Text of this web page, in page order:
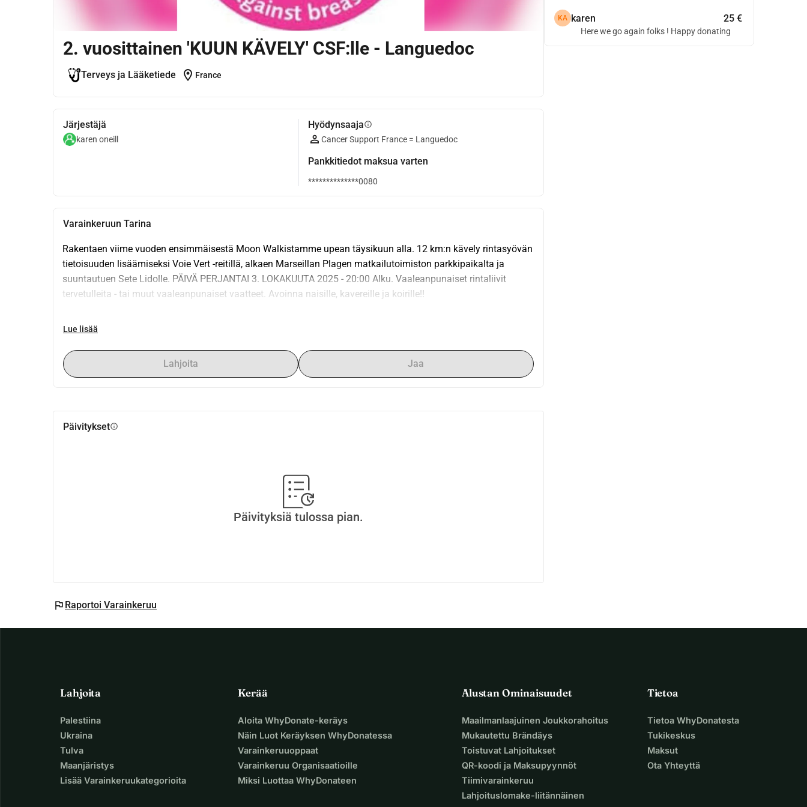
2. vuosittainen 'KUUN KÄVELY' CSF:lle - Languedoc
Terveys ja Lääketiede location_on France
Järjestäjä
karen oneill
Hyödynsaajainfo
Cancer Support France = Languedoc
Pankkitiedot maksua varten
**************0080
Varainkeruun Tarina
Rakentaen viime vuoden ensimmäisestä Moon Walkistamme upean täysikuun alla. 12 km:n kävely rintasyövän
tietoisuuden lisäämiseksi Voie Vert -reitillä, alkaen Marseillan Plagen matkailutoimiston parkkipaikalta ja
suuntautuen Sete Lidolle. PÄIVÄ PERJANTAI 3. LOKAKUUTA 2025 - 20:00 Alku. Vaaleanpunaiset rintaliivit
tervetulleita - tai muut vaaleanpunaiset vaatteet. Avoinna naisille, kavereille ja koirille!!
Lue lisää
Lahjoita Jaa
Päivityksetinfo
Päivityksiä tulossa pian.
flag Raportoi Varainkeruu
KA karen 25 €
Here we go again folks ! Happy donating
Lahjoita
Palestiina
Ukraina
Tulva
Maanjäristys
Lisää Varainkeruukategorioita
Kerää
Aloita WhyDonate-keräys
Näin Luot Keräyksen WhyDonatessa
Varainkeruuoppaat
Varainkeruu Organisaatioille
Miksi Luottaa WhyDonateen
Alustan Ominaisuudet
Maailmanlaajuinen Joukkorahoitus
Mukautettu Brändäys
Toistuvat Lahjoitukset
QR-koodi ja Maksupyynnöt
Tiimivarainkeruu
Lahjoituslomake-liitännäinen
Tietoa
Tietoa WhyDonatesta
Tukikeskus
Maksut
Ota Yhteyttä